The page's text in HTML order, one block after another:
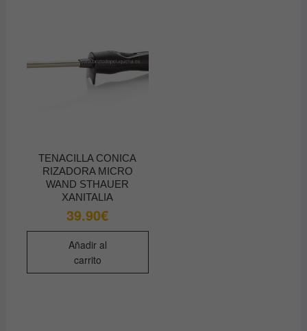
TENACILLA CONICA
RIZADORA MICRO
WAND STHAUER
XANITALIA
39.90€
Añadir al
carrito